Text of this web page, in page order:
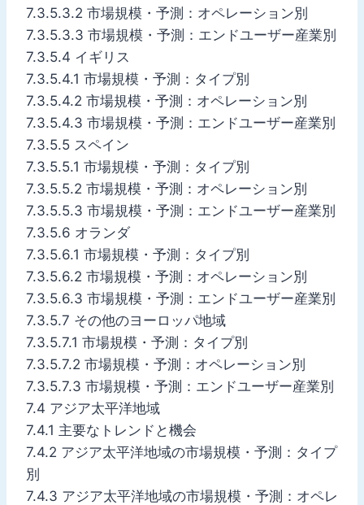
7.3.5.3.2 市場規模・予測：オペレーション別
7.3.5.3.3 市場規模・予測：エンドユーザー産業別
7.3.5.4 イギリス
7.3.5.4.1 市場規模・予測：タイプ別
7.3.5.4.2 市場規模・予測：オペレーション別
7.3.5.4.3 市場規模・予測：エンドユーザー産業別
7.3.5.5 スペイン
7.3.5.5.1 市場規模・予測：タイプ別
7.3.5.5.2 市場規模・予測：オペレーション別
7.3.5.5.3 市場規模・予測：エンドユーザー産業別
7.3.5.6 オランダ
7.3.5.6.1 市場規模・予測：タイプ別
7.3.5.6.2 市場規模・予測：オペレーション別
7.3.5.6.3 市場規模・予測：エンドユーザー産業別
7.3.5.7 その他のヨーロッパ地域
7.3.5.7.1 市場規模・予測：タイプ別
7.3.5.7.2 市場規模・予測：オペレーション別
7.3.5.7.3 市場規模・予測：エンドユーザー産業別
7.4 アジア太平洋地域
7.4.1 主要なトレンドと機会
7.4.2 アジア太平洋地域の市場規模・予測：タイプ
別
7.4.3 アジア太平洋地域の市場規模・予測：オペレ